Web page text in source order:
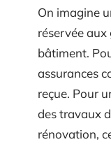
On imagine
réservée
bâtiment.
assurances
reçue. Pour
des travaux
rénovation,